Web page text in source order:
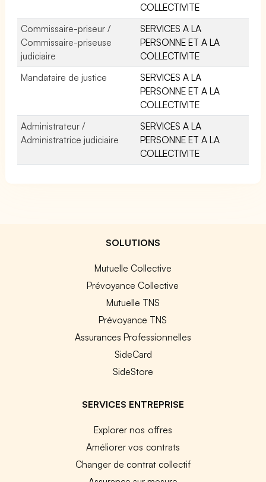
COLLECTIVITE
Commissaire-priseur /
Commissaire-priseuse
judiciaire
SERVICES A LA
PERSONNE ET A LA
COLLECTIVITE
Mandataire de justice
SERVICES A LA
PERSONNE ET A LA
COLLECTIVITE
Administrateur /
Administratrice judiciaire
SERVICES A LA
PERSONNE ET A LA
COLLECTIVITE
SOLUTIONS
Mutuelle Collective
Prévoyance Collective
Mutuelle TNS
Prévoyance TNS
Assurances Professionnelles
SideCard
SideStore
SERVICES ENTREPRISE
Explorer nos offres
Améliorer vos contrats
Changer de contrat collectif